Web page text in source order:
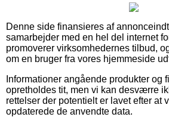
Denne side finansieres af
samarbejder med en hel del internet
promoverer virksomhedernes tilbud,
om en bruger fra vores hjemmeside
Informationer angående produkter og
opretholdes tit, men vi kan desværre
rettelser der potentielt er lavet efter at
opdaterede de anvendte data.